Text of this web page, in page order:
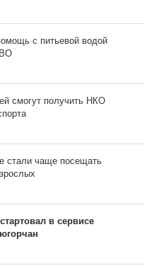
с питьевой водой
смогут получить НКО
стали чаще посещать
в сервисе